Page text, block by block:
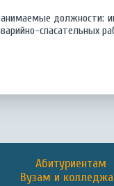
должности:
спасательных
Абитуриентам
Вузам и